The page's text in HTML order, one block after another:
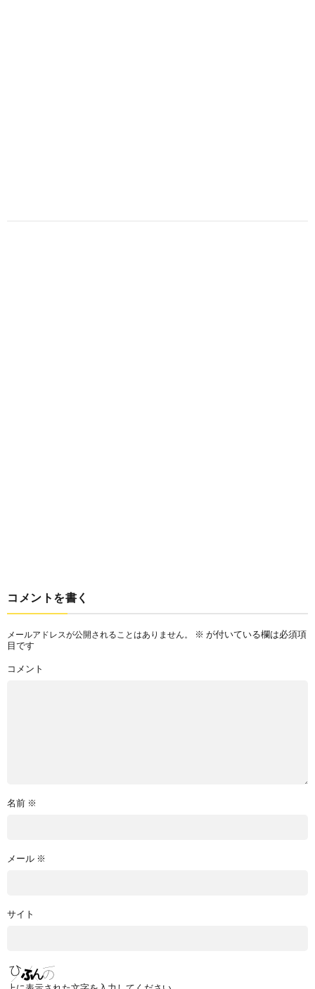
コメントを書く
メールアドレスが公開されることはありません。 ※ が付いている欄は必須項
目です
コメント
名前 ※
メール ※
サイト